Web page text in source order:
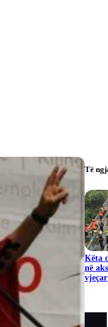
Të
Këta
në
vjeçar